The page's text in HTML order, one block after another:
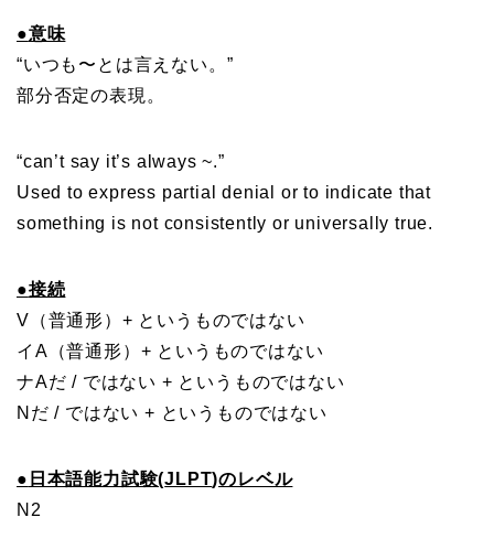
●意味
“いつも〜とは言えない。”
部分否定の表現。
“can’t say it’s always ~.”
Used to express partial denial or to indicate that
something is not consistently or universally true.
●接続
V（普通形）+ というものではない
イA（普通形）+ というものではない
ナAだ / ではない + というものではない
Nだ / ではない + というものではない
● 日本語能力試験(JLPT)のレベル
N2